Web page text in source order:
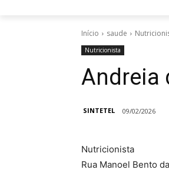
Início saude
Nutricionista
Andreia
SINTETEL 09/02/2026
Nutricionista
Rua Manoel Bento